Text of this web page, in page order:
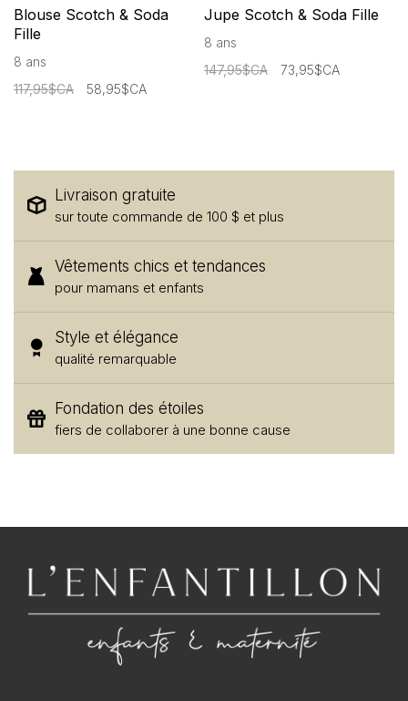
Blouse Scotch & Soda
Fille
8 ans
117,95$CA
58,95$CA
Jupe Scotch & Soda Fille
8 ans
147,95$CA
73,95$CA
Livraison gratuite
sur toute commande de 100 $ et plus
Vêtements chics et tendances
pour mamans et enfants
Style et élégance
qualité remarquable
Fondation des étoiles
fiers de collaborer à une bonne cause